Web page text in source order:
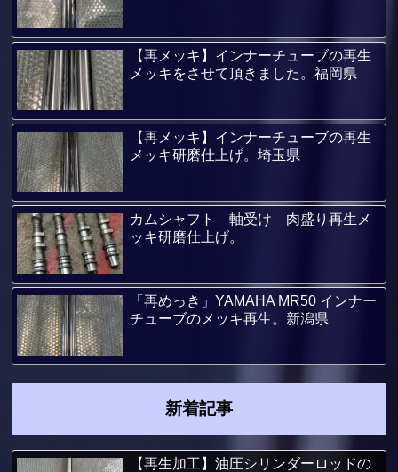
【再メッキ】インナーチューブの再生
メッキをさせて頂きました。福岡県
【再メッキ】インナーチューブの再生
メッキ研磨仕上げ。埼玉県
カムシャフト 軸受け 肉盛り再生メ
ッキ研磨仕上げ。
「再めっき」YAMAHA MR50 インナー
チューブのメッキ再生。新潟県
新着記事
【再生加工】油圧シリンダーロッドの